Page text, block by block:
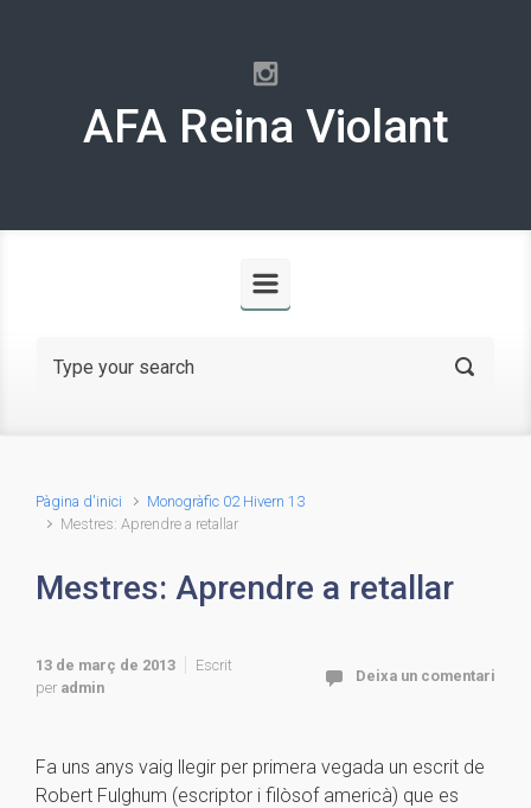
AFA Reina Violant
Pàgina d'inici
Monogràfic 02 Hivern 13
Mestres: Aprendre a retallar
Mestres: Aprendre a retallar
13 de març de 2013
Escrit
per admin
Deixa un comentari
Fa uns anys vaig llegir per primera vegada un escrit de
Robert Fulghum (escriptor i filòsof americà) que es